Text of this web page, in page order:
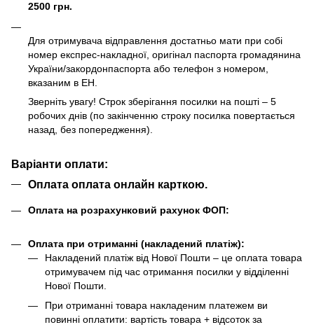
2500 грн.
Для отримувача відправлення достатньо мати при собі
номер експрес-накладної, оригінал паспорта громадянина
України/закордонпаспорта або телефон з номером,
вказаним в ЕН.
Зверніть увагу! Строк зберігання посилки на пошті – 5
робочих днів (по закінченню строку посилка повертається
назад, без попередження).
Варіанти оплати:
Оплата оплата онлайн карткою.
Оплата на розрахунковий рахунок ФОП:
Оплата при отриманні (накладений платіж):
Накладений платіж від Нової Пошти – це оплата товара
отримувачем під час отримання посилки у відділенні
Нової Пошти.
При отриманні товара накладеним платежем ви
повинні оплатити: вартість товара + відсоток за